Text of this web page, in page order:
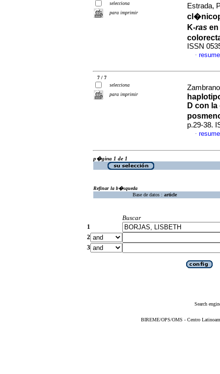
selecciona
para imprimir
Estrada,
K-ras
ISSN
·
7 / 7
selecciona
para imprimir
D con
p.29-38.
·
p�gina 1 de 1
Refinar la b�squeda
Base de datos : article
Buscar
1
2
3
Search
BIREME/OPS/OMS - Centro